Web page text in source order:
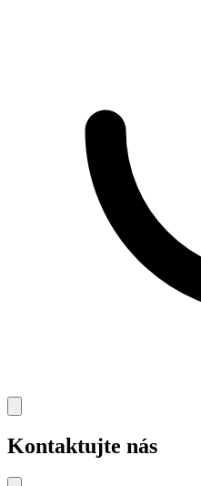
Kontaktujte nás